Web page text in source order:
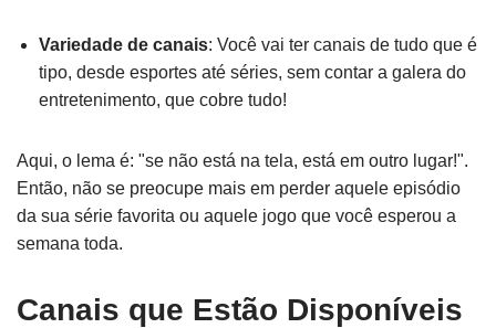
Variedade de canais: Você vai ter canais de tudo que é
tipo, desde esportes até séries, sem contar a galera do
entretenimento, que cobre tudo!
Aqui, o lema é: "se não está na tela, está em outro lugar!".
Então, não se preocupe mais em perder aquele episódio
da sua série favorita ou aquele jogo que você esperou a
semana toda.
Canais que Estão Disponíveis